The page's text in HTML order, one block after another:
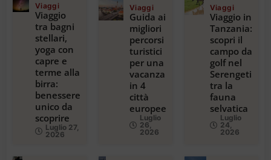
Viaggi
Viaggio
tra bagni
stellari,
yoga con
capre e
terme alla
birra:
benessere
unico da
scoprire
Luglio 27,
2026
Viaggi
Guida ai
migliori
percorsi
turistici
per una
vacanza
in 4
città
europee
Luglio
26,
2026
Viaggi
Viaggio in
Tanzania:
scopri il
campo da
golf nel
Serengeti
tra la
fauna
selvatica
Luglio
24,
2026